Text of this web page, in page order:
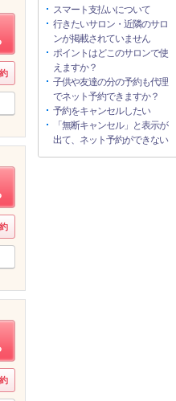
スマート支払いについて
行きたいサロン・近隣のサロ
ンが掲載されていません
ポイントはどこのサロンで使
えますか？
子供や友達の分の予約も代理
でネット予約できますか？
予約をキャンセルしたい
「無断キャンセル」と表示が
出て、ネット予約ができない